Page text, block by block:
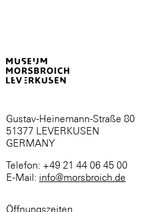
Gustav-Heinemann-Straße 80
51377 LEVERKUSEN
GERMANY
Telefon: +49 21 44 06 45 00
E-Mail: info@morsbroich.de
Öffnungszeiten